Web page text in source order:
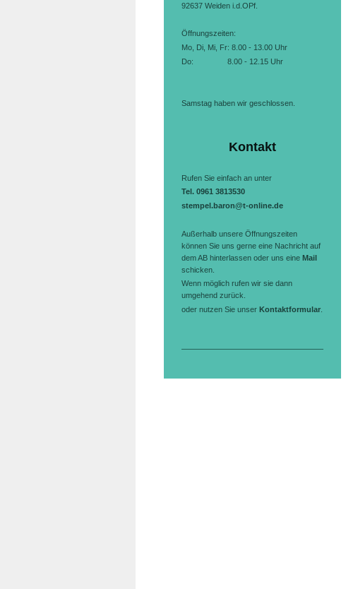
92637 Weiden i.d.OPf.
Öffnungszeiten:
Mo, Di, Mi, Fr: 8.00 - 13.00 Uhr
Do: 8.00 - 12.15 Uhr
Samstag haben wir geschlossen.
Kontakt
Rufen Sie einfach an unter
Tel. 0961 3813530
stempel.baron@t-online.de
Außerhalb unsere Öffnungszeiten
können Sie uns gerne eine Nachricht auf
dem AB hinterlassen oder uns eine Mail
schicken.
Wenn möglich rufen wir sie dann
umgehend zurück.
oder nutzen Sie unser Kontaktformular